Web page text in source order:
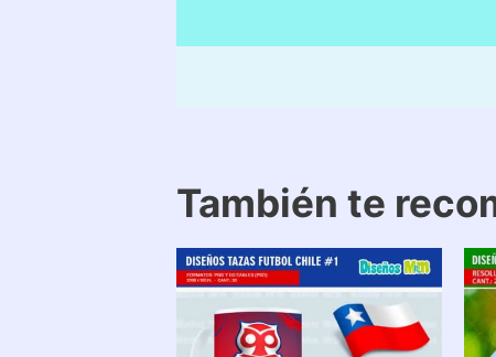
También te